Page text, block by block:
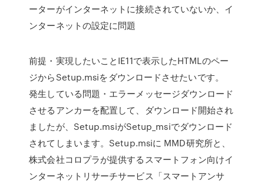
ーターがインターネットに接続されていないか、イ
ンターネットの設定に問題
前提・実現したいことIE11で表示したHTMLのペー
ジからSetup.msiをダウンロードさせたいです。
発生している問題・エラーメッセージダウンロード
させるアンカーを配置して、ダウンロード開始され
ましたが、Setup.msiがSetup_msiでダウンロード
されてしまいます。Setup.msiに MMD研究所と、
株式会社コロプラが提供するスマートフォン向けイ
ンターネットリサーチサービス「スマートアンサ